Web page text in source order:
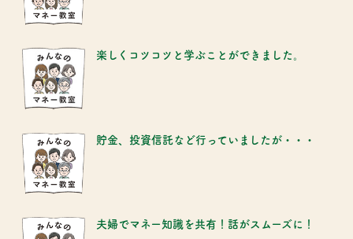
楽しくコツコツと学ぶことができました。
貯金、投資信託など行っていましたが・・・
夫婦でマネー知識を共有！話がスムーズに！